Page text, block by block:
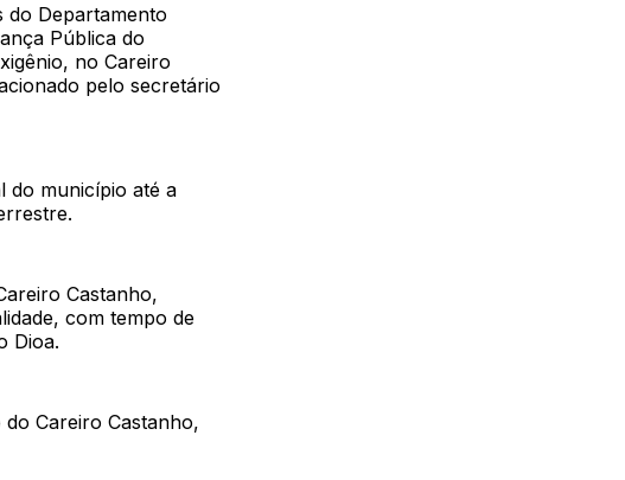
do Departamento
Pública do
no Careiro
pelo secretário
do município até a
Castanho,
com tempo de
Dioa.
Careiro Castanho,